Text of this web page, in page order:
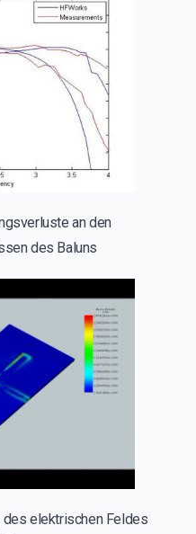
an den
des Baluns
elektrischen Feldes